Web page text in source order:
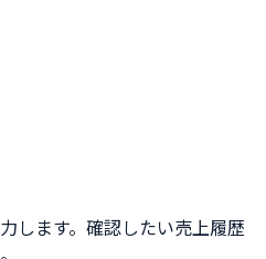
します。確認したい売上履歴